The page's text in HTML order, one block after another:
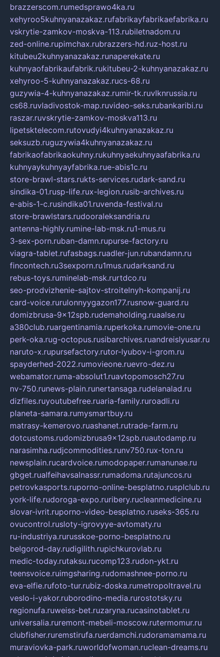
brazzerscom.rumedsprawo4ka.ru
xehyroo5kuhnyanazakaz.rufabrikayfabrikaefabrika.ru
vskrytie-zamkov-moskva-113.rubiletnadom.ru
zed-online.rupimchax.rubrazzers-hd.ruz-host.ru
kitubeu2kuhnyanazakaz.runaperekate.ru
kuhnyaofabrikaufabrik.rukitubeu-2-kuhnyanazakaz.ru
xehyroo-5-kuhnyanazakaz.rucs-68.ru
guzywia-4-kuhnyanazakaz.rumir-tk.ruvlknrussia.ru
cs68.ruvladivostok-map.ruvideo-seks.rubankaribi.ru
raszar.ruvskrytie-zamkov-moskva113.ru
lipetsktelecom.rutovudyi4kuhnyanazakaz.ru
seksuzb.ruguzywia4kuhnyanazakaz.ru
fabrikaofabrikaokuhny.rukuhnyaekuhnyaafabrika.ru
kuhnyaykuhnyayfabrika.rue-abis1c.ru
store-brawl-stars.rukts-services.rudark-sand.ru
sindika-01.rusp-life.rux-legion.rusib-archives.ru
e-abis-1-c.rusindika01.ruvenda-festival.ru
store-brawlstars.rudooraleksandria.ru
antenna-highly.rumine-lab-msk.ru1-mus.ru
3-sex-porn.ruban-damn.rupurse-factory.ru
viagra-tablet.rufasbags.ruadler-jun.rubandamn.ru
fincontech.ru3sexporn.ru1mus.rudarksand.ru
rebus-toys.ruminelab-msk.rurtdco.ru
seo-prodvizhenie-sajtov-stroitelnyh-kompanij.ru
card-voice.rurulonnyygazon177.rusnow-guard.ru
domizbrusa-9x12spb.rudemaholding.ruaalse.ru
a380club.ruargentinamia.ruperkoka.rumovie-one.ru
perk-oka.rug-octopus.rusibarchives.ruandreislyusar.ru
naruto-x.rupursefactory.rutor-lyubov-i-grom.ru
spayderhed-2022.rumovieone.ruevro-dez.ru
webamator.ruma-absolut1.ruavtopomosch27.ru
nv-750.runews-plain.runertansaga.rudelanalad.ru
dizfiles.ruyoutubefree.ruaria-family.ruroadli.ru
planeta-samara.rumysmartbuy.ru
matrasy-kemerovo.ruashanet.rutrade-farm.ru
dotcustoms.rudomizbrusa9x12spb.ruautodamp.ru
narasimha.rudjcommodities.runv750.rux-ton.ru
newsplain.rucardvoice.rumodopaper.rumanunae.ru
gbget.rualfeihavsalnassr.rumadoma.rutajuncos.ru
petrovkasports.ruporno-online-besplatno.rusplclub.ru
york-life.rudoroga-expo.ruribery.rucleanmedicine.ru
slovar-ivrit.ruporno-video-besplatno.ruseks-365.ru
ovucontrol.rusloty-igrovyye-avtomaty.ru
ru-industriya.rurusskoe-porno-besplatno.ru
belgorod-day.rudigilith.rupichkurovlab.ru
medic-today.rutaksu.rucomp123.rudon-ykt.ru
teensvoice.ruimgsharing.rudomashnee-porno.ru
eva-elfie.rufoto-tur.rubiz-doska.rumetropoltravel.ru
veslo-i-yakor.ruborodino-media.rurostotsky.ru
regionufa.ruweiss-bet.ruzaryna.rucasinotablet.ru
universalia.ruremont-mebeli-moscow.rutermomur.ru
clubfisher.ruremstirufa.ruerdamchi.rudoramamama.ru
muraviovka-park.ruworldofwoman.ruclean-dreams.ru